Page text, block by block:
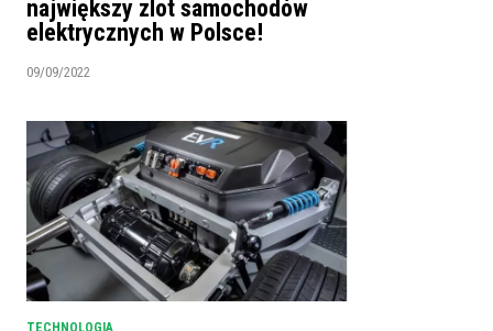
największy zlot samochodów
elektrycznych w Polsce!
09/09/2022
TECHNOLOGIA